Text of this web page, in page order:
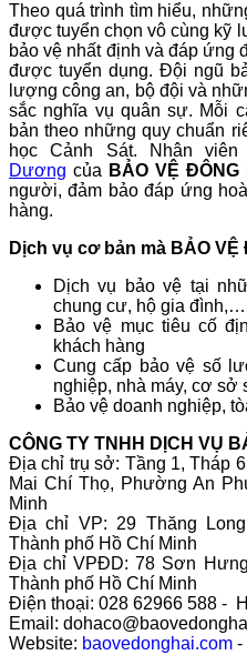
Theo quá trình tìm hiểu,
được tuyển chọn vô cùng kỹ
bảo vệ nhất định và đáp ứng
được tuyển dụng. Đội ngũ
lượng công an, bộ đội và
sắc nghĩa vụ quân sự. Mỗi
bản theo những quy chuẩn
học Cảnh Sát. Nhân viên
Dương của BẢO VỆ ĐÔNG
người, đảm bảo đáp ứng
hàng.
Dịch vụ cơ bản mà BẢO VỆ
Dịch vụ bảo vệ tại
chung cư, hộ gia đình,…
Bảo vệ mục tiêu cố
khách hàng
Cung cấp bảo vệ số
nghiệp, nhà máy, cơ sở
Bảo vệ doanh nghiệp,
CÔNG TY TNHH DỊCH VỤ
Địa chỉ trụ sở: Tầng 1, Tháp
Mai Chí Thọ, Phường An
Minh
Địa chỉ VP: 29 Thăng
Thành phố Hồ Chí Minh
Địa chỉ VPĐD: 78 Sơn
Thành phố Hồ Chí Minh
Điện thoại: 028 62966 588 -
Email:
Website: baovedonghai.com -